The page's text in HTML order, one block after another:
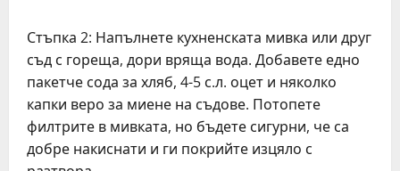
Стъпка 2: Напълнете кухненската мивка или друг
съд с гореща, дори вряща вода. Добавете едно
пакетче сода за хляб, 4-5 с.л. оцет и няколко
капки веро за миене на съдове. Потопете
филтрите в мивката, но бъдете сигурни, че са
добре накиснати и ги покрийте изцяло с